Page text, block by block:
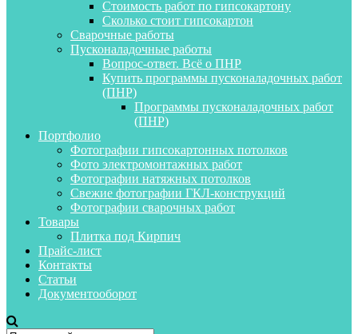
Стоимость работ по гипсокартону
Сколько стоит гипсокартон
Сварочные работы
Пусконаладочные работы
Вопрос-ответ. Всё о ПНР
Купить программы пусконаладочных работ
(ПНР)
Программы пусконаладочных работ
(ПНР)
Портфолио
Фотографии гипсокартонных потолков
Фото электромонтажных работ
Фотографии натяжных потолков
Свежие фотографии ГКЛ-конструкций
Фотографии сварочных работ
Товары
Плитка под Кирпич
Прайс-лист
Контакты
Статьи
Документооборот